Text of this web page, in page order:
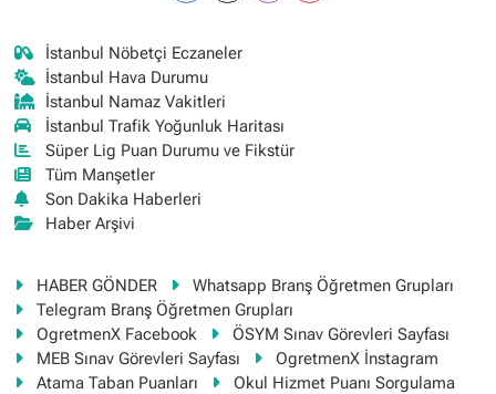
İstanbul Nöbetçi Eczaneler
İstanbul Hava Durumu
İstanbul Namaz Vakitleri
İstanbul Trafik Yoğunluk Haritası
Süper Lig Puan Durumu ve Fikstür
Tüm Manşetler
Son Dakika Haberleri
Haber Arşivi
HABER GÖNDER
Whatsapp Branş Öğretmen Grupları
Telegram Branş Öğretmen Grupları
OgretmenX Facebook
ÖSYM Sınav Görevleri Sayfası
MEB Sınav Görevleri Sayfası
OgretmenX İnstagram
Atama Taban Puanları
Okul Hizmet Puanı Sorgulama